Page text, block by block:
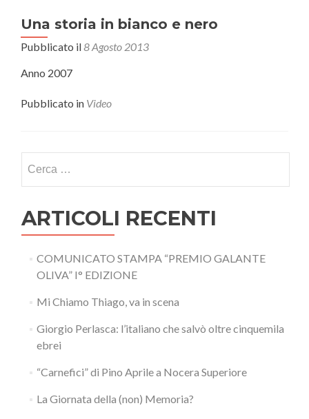
Una storia in bianco e nero
Pubblicato il8 Agosto 2013
Anno 2007
Pubblicato in Video
per:
ARTICOLI RECENTI
COMUNICATO STAMPA “PREMIO GALANTE
OLIVA” I° EDIZIONE
Mi Chiamo Thiago, va in scena
Giorgio Perlasca: l’italiano che salvò oltre cinquemila
ebrei
“Carnefici” di Pino Aprile a Nocera Superiore
La Giornata della (non) Memoria?